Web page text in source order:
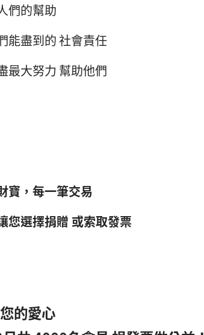
們的幫助
能盡到的 社會責任
最大努力 幫助他們
寶，每一筆交易
您選擇捐贈 或索取發票
的愛心